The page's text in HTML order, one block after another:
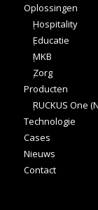
Oplossingen
Hospitality
Educatie
MKB
Zorg
Producten
RUCKUS One
Technologie
Cases
Nieuws
Contact